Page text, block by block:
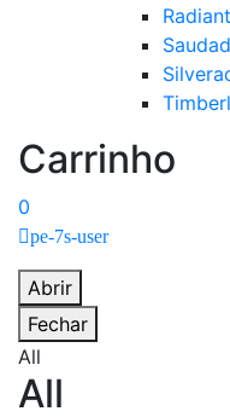
Radiant
Carrinho
0
pe-7s-user
Abrir
Fechar
All
All